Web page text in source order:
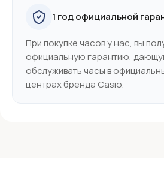
1 год официальной
При покупке часов у нас, вы
официальную гарантию,
обслуживать часы в
центрах бренда Casio.